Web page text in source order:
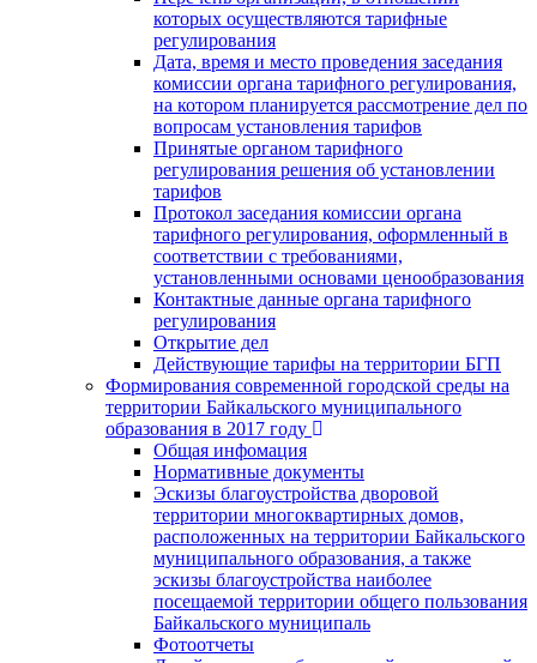
которых осуществляются тарифные
регулирования
Дата, время и место проведения заседания
комиссии органа тарифного регулирования,
на котором планируется рассмотрение дел по
вопросам установления тарифов
Принятые органом тарифного
регулирования решения об установлении
тарифов
Протокол заседания комиссии органа
тарифного регулирования, оформленный в
соответствии с требованиями,
установленными основами ценообразования
Контактные данные органа тарифного
регулирования
Открытие дел
Действующие тарифы на территории БГП
Формирования современной городской среды на
территории Байкальского муниципального
образования в 2017 году
Общая инфомация
Нормативные документы
Эскизы благоустройства дворовой
территории многоквартирных домов,
расположенных на территории Байкальского
муниципального образования, а также
эскизы благоустройства наиболее
посещаемой территории общего пользования
Байкальского муниципаль
Фотоотчеты